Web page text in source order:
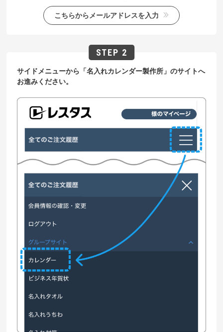
こちらからメールアドレスを入力
サイドメニューから「名入れカレンダー製作所」のサイトへ
お進みください。